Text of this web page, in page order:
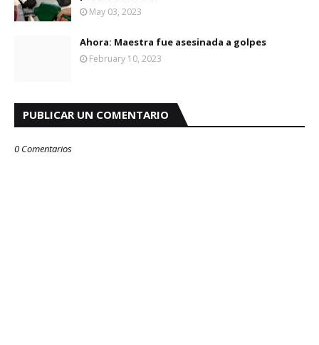
May 03, 2023
Ahora: Maestra fue asesinada a golpes
February 10, 2023
PUBLICAR UN COMENTARIO
0 Comentarios